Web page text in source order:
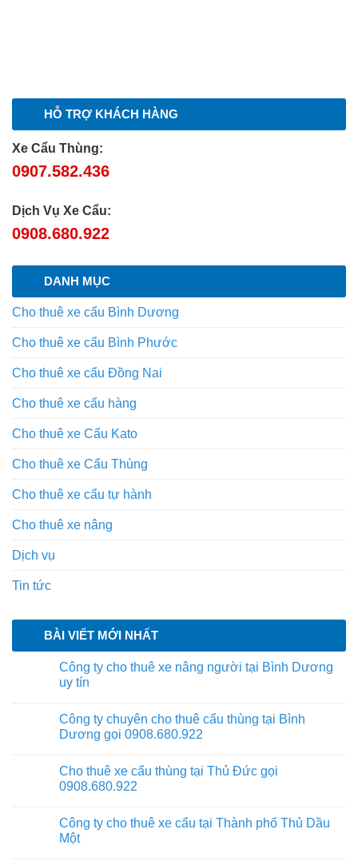
HỖ TRỢ KHÁCH HÀNG
Xe Cẩu Thùng:
0907.582.436
Dịch Vụ Xe Cẩu:
0908.680.922
DANH MỤC
Cho thuê xe cẩu Bình Dương
Cho thuê xe cẩu Bình Phước
Cho thuê xe cẩu Đồng Nai
Cho thuê xe cẩu hàng
Cho thuê xe Cẩu Kato
Cho thuê xe Cẩu Thùng
Cho thuê xe cẩu tự hành
Cho thuê xe nâng
Dịch vụ
Tin tức
BÀI VIẾT MỚI NHẤT
Công ty cho thuê xe nâng người tại Bình Dương
uy tín
Công ty chuyên cho thuê cẩu thùng tại Bình
Dương gọi 0908.680.922
Cho thuê xe cẩu thùng tại Thủ Đức gọi
0908.680.922
Công ty cho thuê xe cẩu tại Thành phố Thủ Dầu
Một